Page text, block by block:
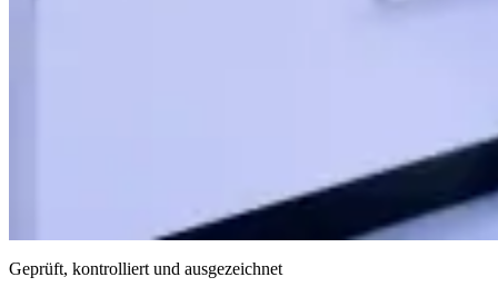
Geprüft, kontrolliert und ausgezeichnet